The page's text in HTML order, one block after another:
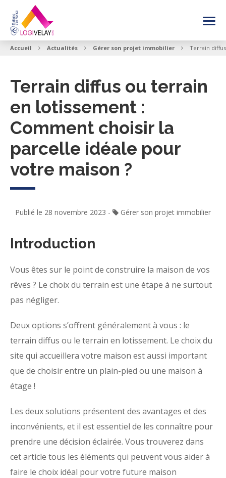
FAIRE CONSTRUIRE SA MAISON
VOIR LES OFFRES
BESOIN DE CONSEIL
Accueil Actualités Gérer son projet immobilier Terrain
Terrain diffus ou terrain
en lotissement :
Comment choisir la
parcelle idéale pour
votre maison ?
Publié le 28 novembre 2023 - Gérer son projet immobilier
Introduction
Vous êtes sur le point de construire la maison de vos
rêves ? Le choix du terrain est une étape à ne surtout
pas négliger.
Deux options s’offrent généralement à vous : le
terrain diffus ou le terrain en lotissement. Le choix du
site qui accueillera votre maison est aussi important
que de choisir entre un plain-pied ou une maison à
étage !
Les deux solutions présentent des avantages et des
inconvénients, et il est essentiel de les connaître pour
prendre une décision éclairée. Vous trouverez dans
cet article tous les éléments qui peuvent vous aider à
faire le choix idéal pour votre future maison